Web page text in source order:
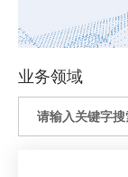
业务领域